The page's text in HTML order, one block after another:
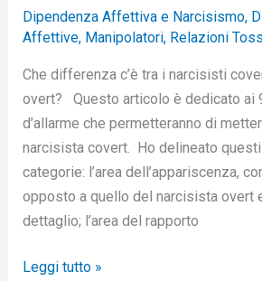
Dipendenza Affettiva e Narcisismo,
Affettive, Manipolatori, Relazioni
Che differenza c’è tra i narcisisti
overt? Questo articolo è dedicato ai
d’allarme che permetteranno di
narcisista covert. Ho delineato
categorie: l’area dell’appariscenza,
opposto a quello del narcisista overt
dettaglio; l’area del rapporto
Leggi tutto »